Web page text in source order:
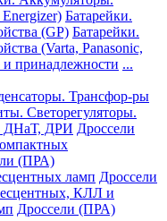
Батарейки.
(GP) Батарейки.
(Varta, Panasonic,
принадлежности ...
Трансфор-ры
Светорегуляторы.
ДНаТ, ДРИ Дроссели
(ПРА)
ламп Дроссели
КЛЛ и
Дроссели (ПРА)